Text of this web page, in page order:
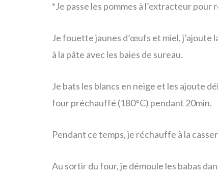
*Je passe les pommes à l’extracteur
Je fouette jaunes d’œufs et miel,
à la pâte avec les baies de sureau.
Je bats les blancs en neige et les ajoute
four préchauffé (180°C) pendant 20min.
Pendant ce temps, je réchauffe à la
Au sortir du four, je démoule les babas